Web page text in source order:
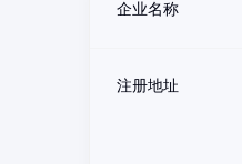
企业名称
注册地址